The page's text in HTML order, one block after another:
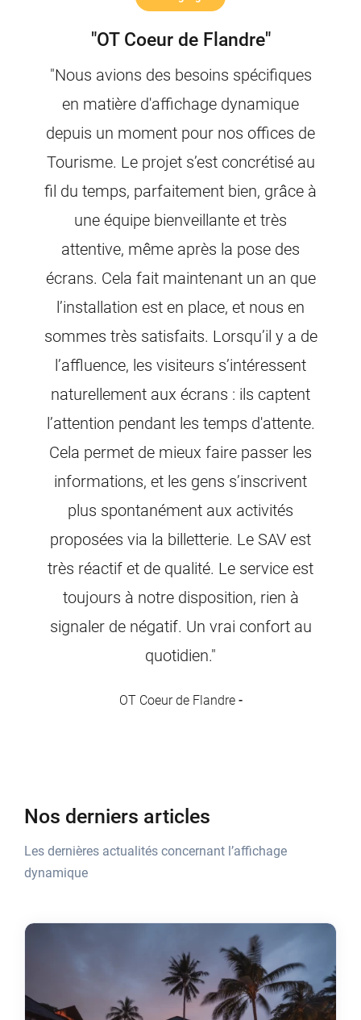
"OT Coeur de Flandre"
"Nous avions des besoins spécifiques
en matière d'affichage dynamique
depuis un moment pour nos offices de
Tourisme. Le projet s’est concrétisé au
fil du temps, parfaitement bien, grâce à
une équipe bienveillante et très
attentive, même après la pose des
écrans. Cela fait maintenant un an que
l’installation est en place, et nous en
sommes très satisfaits. Lorsqu’il y a de
l’affluence, les visiteurs s’intéressent
naturellement aux écrans : ils captent
l’attention pendant les temps d'attente.
Cela permet de mieux faire passer les
informations, et les gens s’inscrivent
plus spontanément aux activités
proposées via la billetterie. Le SAV est
très réactif et de qualité. Le service est
toujours à notre disposition, rien à
signaler de négatif. Un vrai confort au
quotidien."
OT Coeur de Flandre -
Nos derniers articles
Les dernières actualités concernant l’affichage
dynamique